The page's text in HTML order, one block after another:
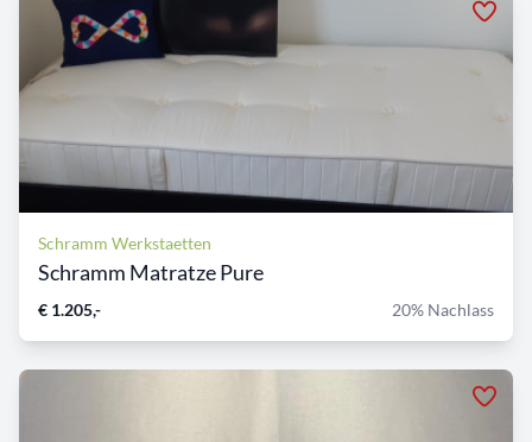
Schramm Werkstaetten
Schramm Matratze Pure
€ 1.205,- 20% Nachlass